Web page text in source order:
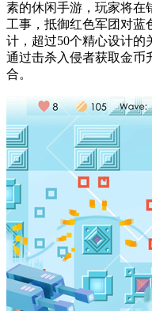
素的休闲手游，玩家将在
工事，抵御红色军团对蓝
计，超过50个精心设计的
通过击杀入侵者获取金币
合。